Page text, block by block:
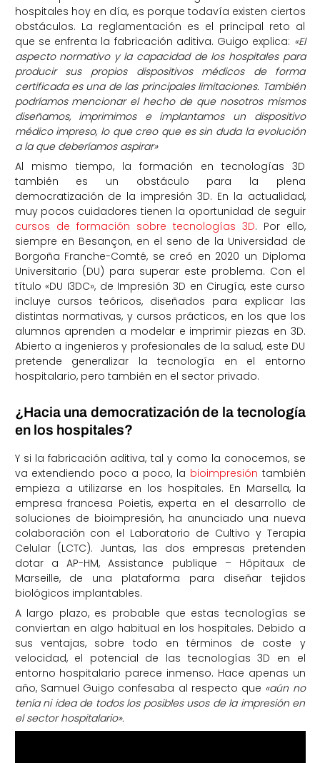
hospitales hoy en día, es porque todavía existen ciertos
obstáculos. La reglamentación es el principal reto al
que se enfrenta la fabricación aditiva. Guigo explica: «El
aspecto normativo y la capacidad de los hospitales para
producir sus propios dispositivos médicos de forma
certificada es una de las principales limitaciones. También
podríamos mencionar el hecho de que nosotros mismos
diseñamos, imprimimos e implantamos un dispositivo
médico impreso, lo que creo que es sin duda la evolución
a la que deberíamos aspirar»
Al mismo tiempo, la formación en tecnologías 3D
también es un obstáculo para la plena
democratización de la impresión 3D. En la actualidad,
muy pocos cuidadores tienen la oportunidad de seguir
cursos de formación sobre tecnologías 3D. Por ello,
siempre en Besançon, en el seno de la Universidad de
Borgoña Franche-Comté, se creó en 2020 un Diploma
Universitario (DU) para superar este problema. Con el
título «DU I3DC», de Impresión 3D en Cirugía, este curso
incluye cursos teóricos, diseñados para explicar las
distintas normativas, y cursos prácticos, en los que los
alumnos aprenden a modelar e imprimir piezas en 3D.
Abierto a ingenieros y profesionales de la salud, este DU
pretende generalizar la tecnología en el entorno
hospitalario, pero también en el sector privado.
¿Hacia una democratización de la tecnología
en los hospitales?
Y si la fabricación aditiva, tal y como la conocemos, se
va extendiendo poco a poco, la bioimpresión también
empieza a utilizarse en los hospitales. En Marsella, la
empresa francesa Poietis, experta en el desarrollo de
soluciones de bioimpresión, ha anunciado una nueva
colaboración con el Laboratorio de Cultivo y Terapia
Celular (LCTC). Juntas, las dos empresas pretenden
dotar a AP-HM, Assistance publique – Hôpitaux de
Marseille, de una plataforma para diseñar tejidos
biológicos implantables.
A largo plazo, es probable que estas tecnologías se
conviertan en algo habitual en los hospitales. Debido a
sus ventajas, sobre todo en términos de coste y
velocidad, el potencial de las tecnologías 3D en el
entorno hospitalario parece inmenso. Hace apenas un
año, Samuel Guigo confesaba al respecto que «aún no
tenía ni idea de todos los posibles usos de la impresión en
el sector hospitalario».